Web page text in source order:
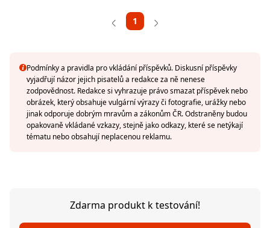
1
Podmínky a pravidla pro vkládání příspěvků. Diskusní příspěvky
vyjadřují názor jejich pisatelů a redakce za ně nenese
zodpovědnost. Redakce si vyhrazuje právo smazat příspěvek nebo
obrázek, který obsahuje vulgární výrazy či fotografie, urážky nebo
jinak odporuje dobrým mravům a zákonům ČR. Odstraněny budou
opakovaně vkládané vzkazy, stejně jako odkazy, které se netýkají
tématu nebo obsahují neplacenou reklamu.
Zdarma produkt k testování!